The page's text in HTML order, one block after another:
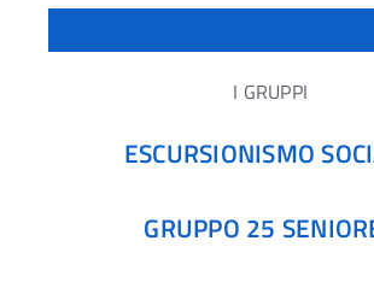
I GRUPPI
ESCURSIONISMO
GRUPPO 25